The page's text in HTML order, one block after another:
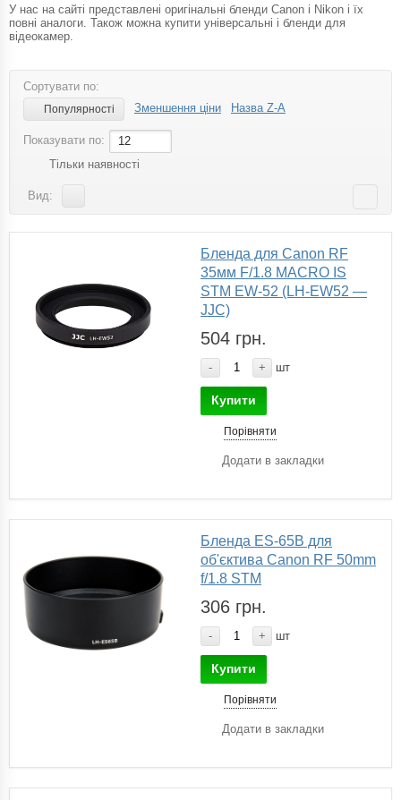
У нас на сайті представлені оригінальні бленди Canon і Nikon і їх
повні аналоги. Також можна купити універсальні і бленди для
відеокамер.
Сортувати по:
Популярності Зменшення ціни Назва Z-A
Показувати по:
12
Тільки наявності
Вид:
Бленда для Canon RF
35мм F/1.8 MACRO IS
STM EW-52 (LH-EW52 —
JJC)
504 грн.
- + шт
Купити
Порівняти
Додати в закладки
Бленда ES-65B для
об'єктива Canon RF 50mm
f/1.8 STM
306 грн.
- + шт
Купити
Порівняти
Додати в закладки